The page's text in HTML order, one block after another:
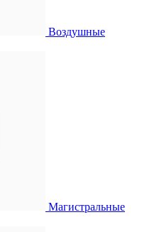
Воздушные
Магистральные